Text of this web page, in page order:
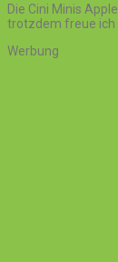
Die Cini Minis
trotzdem freue ich
Werbung